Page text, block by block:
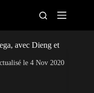
avec Dieng et
le 4 Nov 2020